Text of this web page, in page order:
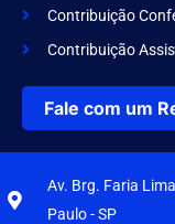
Contribuição
Contribuição
Fale com um
Av. Brg. Faria
Paulo - SP